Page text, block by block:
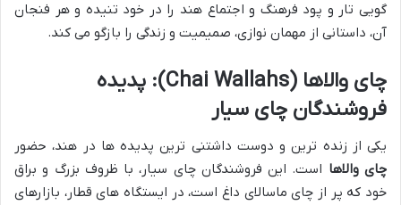
گویی تار و پود فرهنگ و اجتماع هند را در خود تنیده و هر فنجان
آن، داستانی از مهمان نوازی، صمیمیت و زندگی را بازگو می کند.
چای والاها (Chai Wallahs): پدیده
فروشندگان چای سیار
یکی از زنده ترین و دوست داشتنی ترین پدیده ها در هند، حضور
چای والاها است. این فروشندگان چای سیار، با ظروف بزرگ و براق
خود که پر از چای ماسالای داغ است، در ایستگاه های قطار، بازارهای